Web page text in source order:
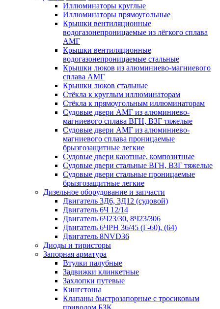
Иллюминаторы круглые
Иллюминаторы прямоугольные
Крышки вентиляционные
водогазонепроницаемые из лёгкого сплава
АМГ
Крышки вентиляционные
водогазонепроницаемые стальные
Крышки люков из алюминиево-магниевого
сплава АМГ
Крышки люков стальные
Стёкла к круглым иллюминаторам
Стёкла к прямоугольным иллюминаторам
Судовые двери АМГ из алюминиево-
магниевого сплава ВГН, ВЗГ тяжелые
Судовые двери АМГ из алюминиево-
магниевого сплава проницаемые
брызгозащитные легкие
Судовые двери каютные, композитные
Судовые двери стальные ВГН, ВЗГ тяжелые
Судовые двери стальные проницаемые
брызгозащитные легкие
Дизельное оборудование и запчасти
Двигатель 3Д6, 3Д12 (судовой)
Двигатель 6Ч 12/14
Двигатель 6Ч23/30, 8Ч23/306
Двигатель 6ЧРН 36/45 (Г-60), (64)
Двигатель 8NVD36
Диоды и тиристоры
Запорная арматура
Втулки палубные
Задвижки клинкетные
Захлопки путевые
Кингстоны
Клапаны быстрозапорные с тросиковым
приводом БЗК